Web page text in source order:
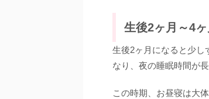
生後2ヶ月～4
生後2ヶ月になると少し
なり、夜の睡眠時間が
この時期、お昼寝は大体